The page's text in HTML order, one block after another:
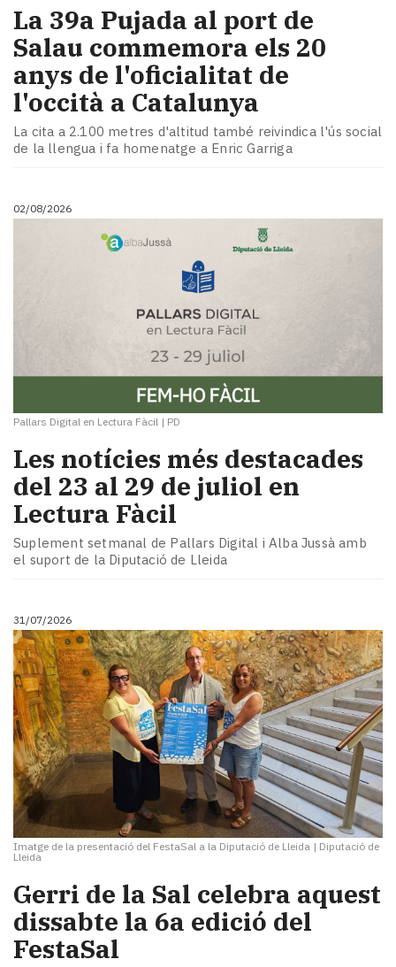
​La 39a Pujada al port de
Salau commemora els 20
anys de l'oficialitat de
l'occità a Catalunya
La cita a 2.100 metres d'altitud també reivindica l'ús social
de la llengua i fa homenatge a Enric Garriga
02/08/2026
Pallars Digital en Lectura Fàcil | PD
Les notícies més destacades
del 23 al 29 de juliol en
Lectura Fàcil
Suplement setmanal de Pallars Digital i Alba Jussà amb
el suport de la Diputació de Lleida
31/07/2026
Imatge de la presentació del FestaSal a la Diputació de Lleida | Diputació de
Lleida
Gerri de la Sal celebra aquest
dissabte la 6a edició del
FestaSal